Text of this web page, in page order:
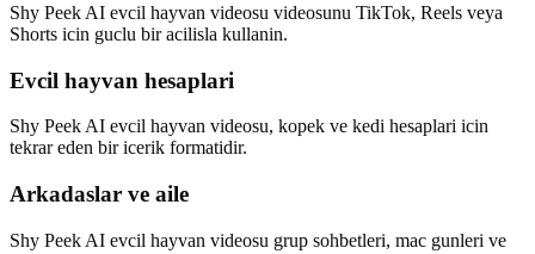
Shy Peek AI evcil hayvan videosu videosunu TikTok, Reels veya
Shorts icin guclu bir acilisla kullanin.
Evcil hayvan hesaplari
Shy Peek AI evcil hayvan videosu, kopek ve kedi hesaplari icin
tekrar eden bir icerik formatidir.
Arkadaslar ve aile
Shy Peek AI evcil hayvan videosu grup sohbetleri, mac gunleri ve